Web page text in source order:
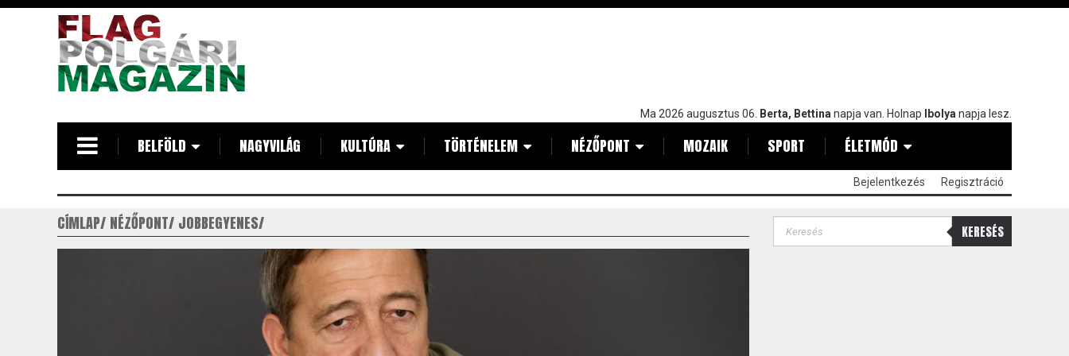
Ma 2026 augusztus 06. Berta, Bettina napja van. Holnap Ibolya napja lesz.
BELFÖLD NAGYVILÁG KULTÚRA TÖRTÉNELEM NÉZŐPONT MOZAIK SPORT ÉLETMÓD
Bejelentkezés Regisztráció
CÍMLAP NÉZŐPONT JOBBEGYENES KERESÉS